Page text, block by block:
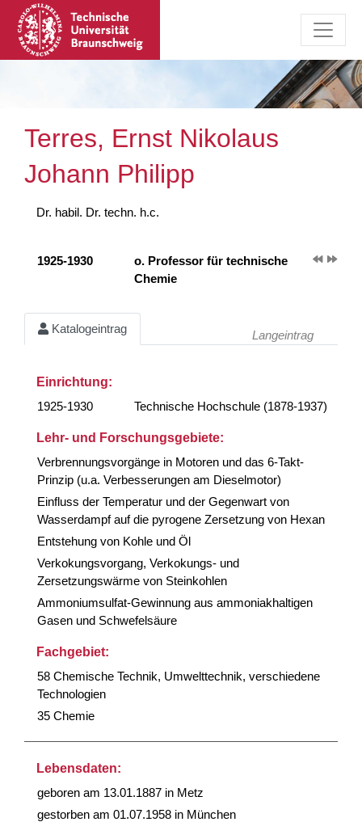
Terres, Ernst Nikolaus
Johann Philipp
Dr. habil. Dr. techn. h.c.
1925-1930
o. Professor für technische
Chemie
Katalogeintrag Langeintrag
Einrichtung:
1925-1930
Technische Hochschule (1878-1937)
Lehr- und Forschungsgebiete:
Verbrennungsvorgänge in Motoren und das 6-Takt-
Prinzip (u.a. Verbesserungen am Dieselmotor)
Einfluss der Temperatur und der Gegenwart von
Wasserdampf auf die pyrogene Zersetzung von Hexan
Entstehung von Kohle und Öl
Verkokungsvorgang, Verkokungs- und
Zersetzungswärme von Steinkohlen
Ammoniumsulfat-Gewinnung aus ammoniakhaltigen
Gasen und Schwefelsäure
Fachgebiet:
58 Chemische Technik, Umwelttechnik, verschiedene
Technologien
35 Chemie
Lebensdaten:
geboren am 13.01.1887 in Metz
gestorben am 01.07.1958 in München